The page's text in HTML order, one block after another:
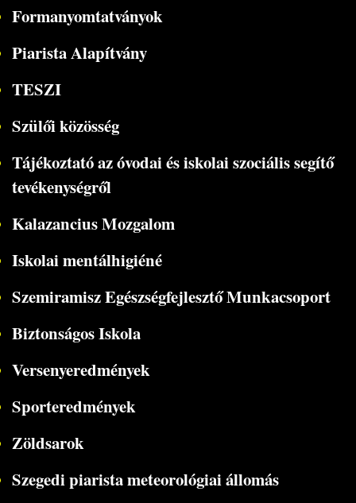
Formanyomtatványok
Piarista Alapítvány
TESZI
Szülői közösség
Tájékoztató az óvodai és iskolai szociális segítő
tevékenységről
Kalazancius Mozgalom
Iskolai mentálhigiéné
Szemiramisz Egészségfejlesztő Munkacsoport
Biztonságos Iskola
Versenyeredmények
Sporteredmények
Zöldsarok
Szegedi piarista meteorológiai állomás